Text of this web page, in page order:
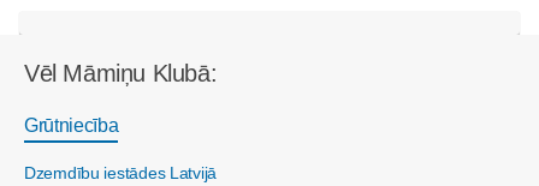
Vēl Māmiņu Klubā:
Grūtniecība
Dzemdību iestādes Latvijā